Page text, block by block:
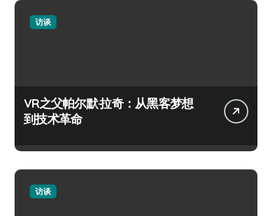
访谈
VR之父帕尔默·拉奇：从黑客梦想
到技术革命
访谈